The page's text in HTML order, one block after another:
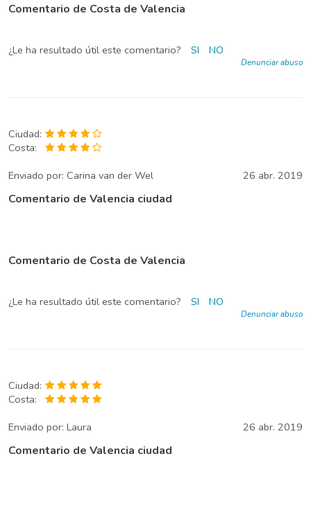
Comentario de Costa de Valencia
¿Le ha resultado útil este comentario? SI NO
Denunciar abuso
Ciudad:
Costa:
Enviado por: Carina van der Wel 26 abr. 2019
Comentario de Valencia ciudad
Comentario de Costa de Valencia
¿Le ha resultado útil este comentario? SI NO
Denunciar abuso
Ciudad:
Costa:
Enviado por: Laura 26 abr. 2019
Comentario de Valencia ciudad